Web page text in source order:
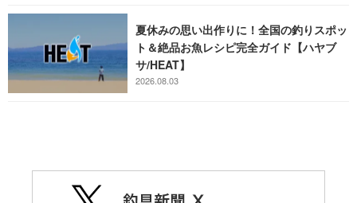
夏休みの思い出作りに！全国の釣りスポッ
ト＆絶品お魚レシピ完全ガイド【ハヤブ
サ/HEAT】
2026.08.03